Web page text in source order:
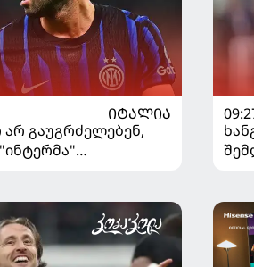
ᲘᲢᲐᲚᲘᲐ
გაუგრძელებენ,